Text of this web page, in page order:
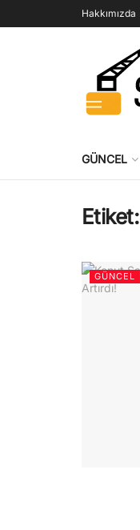
Hakkımızda
GÜNCEL
Etiket:
GÜNCEL